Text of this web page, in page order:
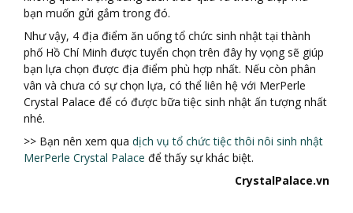
bạn muốn gửi gắm trong đó.
Như vậy, 4 địa điểm ăn uống tổ chức sinh nhật tại thành
phố Hồ Chí Minh được tuyển chọn trên đây hy vọng sẽ giúp
bạn lựa chọn được địa điểm phù hợp nhất. Nếu còn phân
vân và chưa có sự chọn lựa, có thể liên hệ với MerPerle
Crystal Palace để có được bữa tiệc sinh nhật ấn tượng nhất
nhé.
>> Bạn nên xem qua dịch vụ tổ chức tiệc thôi nôi sinh nhật
MerPerle Crystal Palace để thấy sự khác biệt.
CrystalPalace.vn